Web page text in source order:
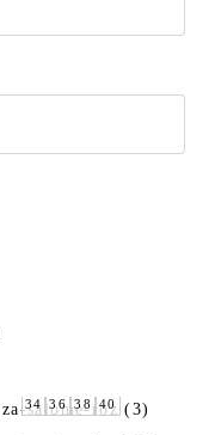
34 36 38 40